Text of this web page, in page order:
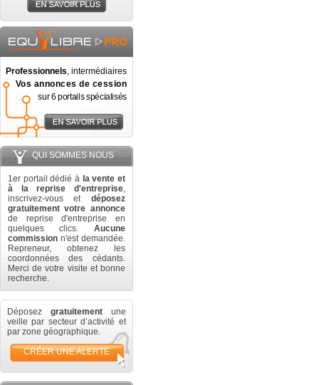
Professionnels, intermédiaires
Vos annonces de cession
sur 6 portails spécialisés
QUI SOMMES NOUS
1er portail dédié à la vente et
à la reprise d'entreprise,
inscrivez-vous et déposez
gratuitement votre annonce
de reprise d'entreprise en
quelques clics. Aucune
commission n'est demandée.
Repreneur, obtenez les
coordonnées des cédants.
Merci de votre visite et bonne
recherche.
Déposez gratuitement une
veille par secteur d’activité et
par zone géographique.
CRÉER UNE ALERTE